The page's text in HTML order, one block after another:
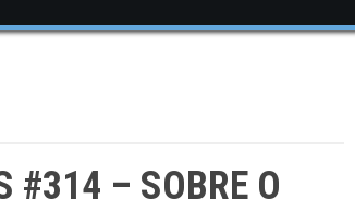
#314 – SOBRE O